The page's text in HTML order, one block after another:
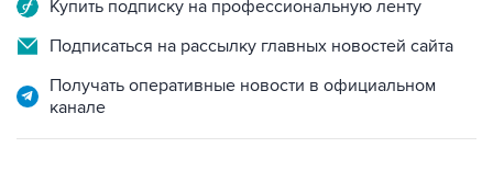
Купить подписку на профессиональную ленту
Подписаться на рассылку главных новостей сайта
Получать оперативные новости в официальном
канале